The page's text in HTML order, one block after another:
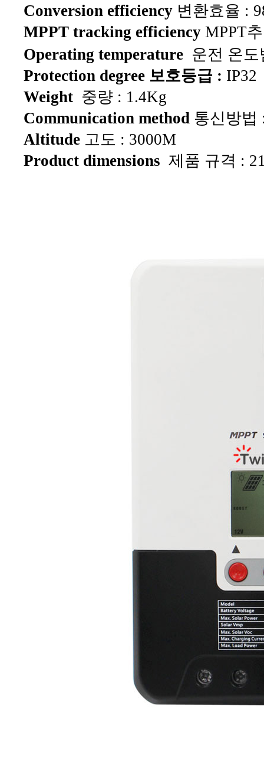
Conversion efficiency 변환효율 :
MPPT tracking efficiency MPPT
Operating temperature 운전 온
Protection degree 보호등급 : IP32
Weight 중량 : 1.4Kg
Communication method 통신방법
Altitude 고도 : 3000M
Product dimensions 제품 규격 :